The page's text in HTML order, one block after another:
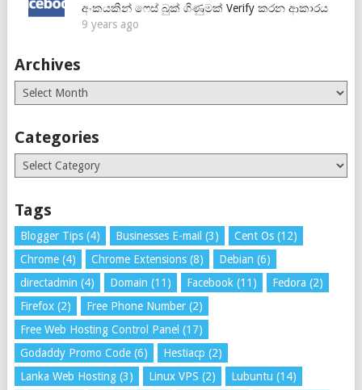
අංකයකින් ෆෙස් බුක් ගිණුමක් Verify කරන ආකාරය
9 years ago
Archives
Archives
Categories
Categories
Tags
Blogger Tips(4) Businesses E-mail (3) Cent Os(12)
Chrome(4) Chrome Extensions(8) Debian (6)
directadmin (4) Domain (11) Facebook (11) Fedora (2)
Firefox(2) Free Phone Number(2)
Free Web Hosting Control Panel (17)
Godaddy Promo Code(6) Hestiacp (2)
Lanka Web Hosting(3) Linux VPS (2) Lubuntu (14)